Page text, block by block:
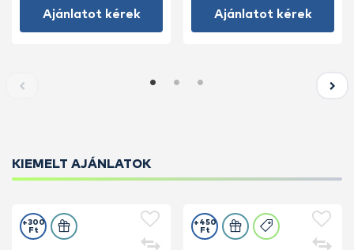
Ajánlatot kérek Ajánlatot kérek
KIEMELT AJÁNLATOK
+300
Ft
+450
Ft